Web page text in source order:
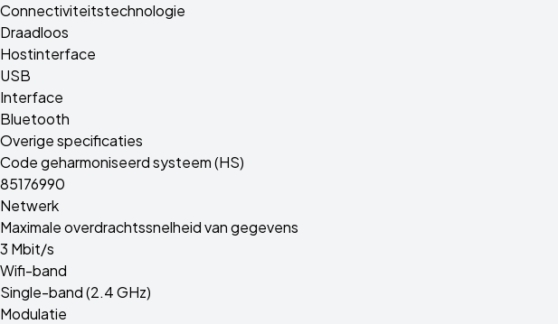
Connectiviteitstechnologie
Draadloos
Hostinterface
USB
Interface
Bluetooth
Overige specificaties
Code geharmoniseerd systeem (HS)
85176990
Netwerk
Maximale overdrachtssnelheid van gegevens
3 Mbit/s
Wifi-band
Single-band (2.4 GHz)
Modulatie